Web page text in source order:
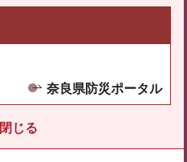
奈良県防災ポータル
閉じる